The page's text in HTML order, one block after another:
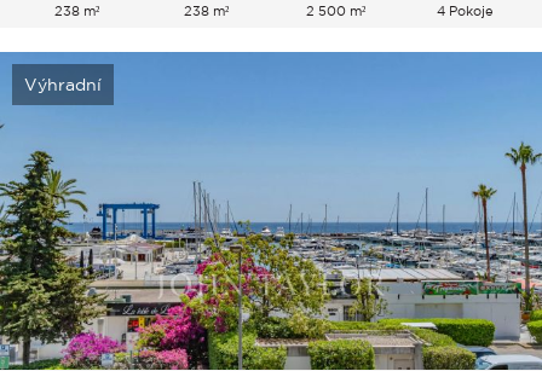
238 m² 238 m² 2 500 m² 4 Pokoje
Výhradní